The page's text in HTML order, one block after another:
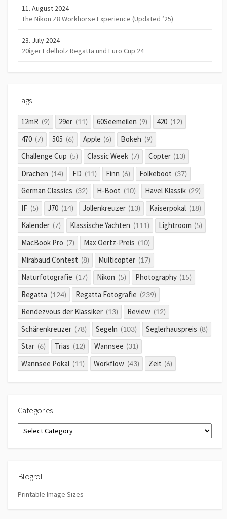
11. August 2024
The Nikon Z8 Workhorse Experience (Updated ’25)
23. July 2024
20iger Edelholz Regatta und Euro Cup 24
Tags
12mR (9) 29er (11) 60Seemeilen (9) 420 (12)
470 (7) 505 (6) Apple (6) Bokeh (9)
Challenge Cup (5) Classic Week (7) Copter (13)
Drachen (14) FD (11) Finn (6) Folkeboot (37)
German Classics (32) H-Boot (10) Havel Klassik (29)
IF (5) J70 (14) Jollenkreuzer (13) Kaiserpokal (18)
Kalender (7) Klassische Yachten (111) Lightroom (5)
MacBook Pro (7) Max Oertz-Preis (10)
Mirabaud Contest (8) Multicopter (17)
Naturfotografie (17) Nikon (5) Photography (15)
Regatta (124) Regatta Fotografie (239)
Rendezvous der Klassiker (13) Review (12)
Schärenkreuzer (78) Segeln (103) Seglerhauspreis (8)
Star (6) Trias (12) Wannsee (31)
Wannsee Pokal (11) Workflow (43) Zeit (6)
Categories
Categories
Blogroll
Printable Image Sizes